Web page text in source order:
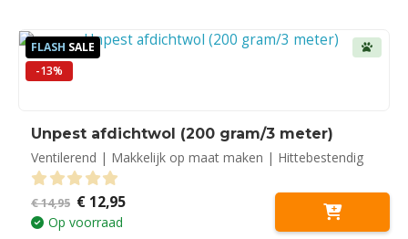
FLASH SALE
-13%
Unpest afdichtwol (200 gram/3 meter)
Ventilerend | Makkelijk op maat maken | Hittebestendig
0out of 5
€14,95 Oorspronkelijke
prijs
was:
€12,95Huidige
Op voorraad